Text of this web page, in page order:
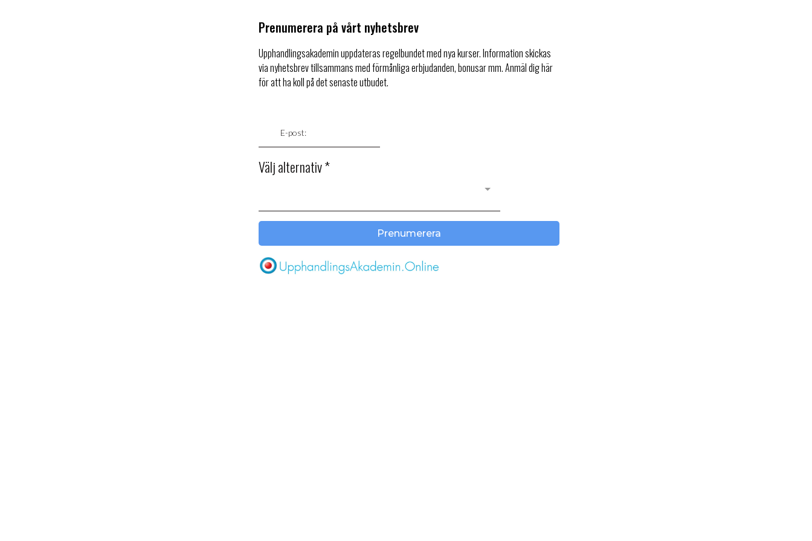
Prenumerera på vårt nyhetsbrev
Upphandlingsakademin uppdateras regelbundet med nya kurser. Information skickas
via nyhetsbrev tillsammans med förmånliga erbjudanden, bonusar mm. Anmäl dig här
för att ha koll på det senaste utbudet.
Välj alternativ*
Prenumerera